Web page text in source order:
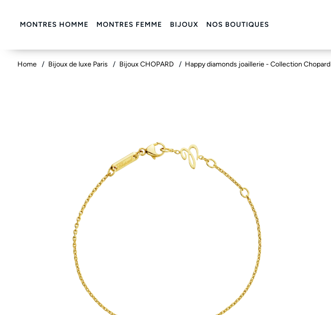
MONTRES HOMME MONTRES FEMME BIJOUX NOS BOUTIQUES
Home Bijoux de luxe Paris Bijoux CHOPARD Happy diamonds joaillerie - Collection Chopard